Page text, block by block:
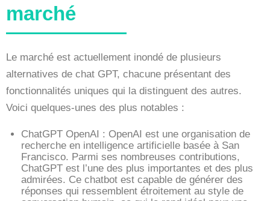
marché
Le marché est actuellement inondé de plusieurs
alternatives de chat GPT, chacune présentant des
fonctionnalités uniques qui la distinguent des autres.
Voici quelques-unes des plus notables :
ChatGPT OpenAI : OpenAI est une organisation de
recherche en intelligence artificielle basée à San
Francisco. Parmi ses nombreuses contributions,
ChatGPT est l’une des plus importantes et des plus
admirées. Ce chatbot est capable de générer des
réponses qui ressemblent étroitement au style de